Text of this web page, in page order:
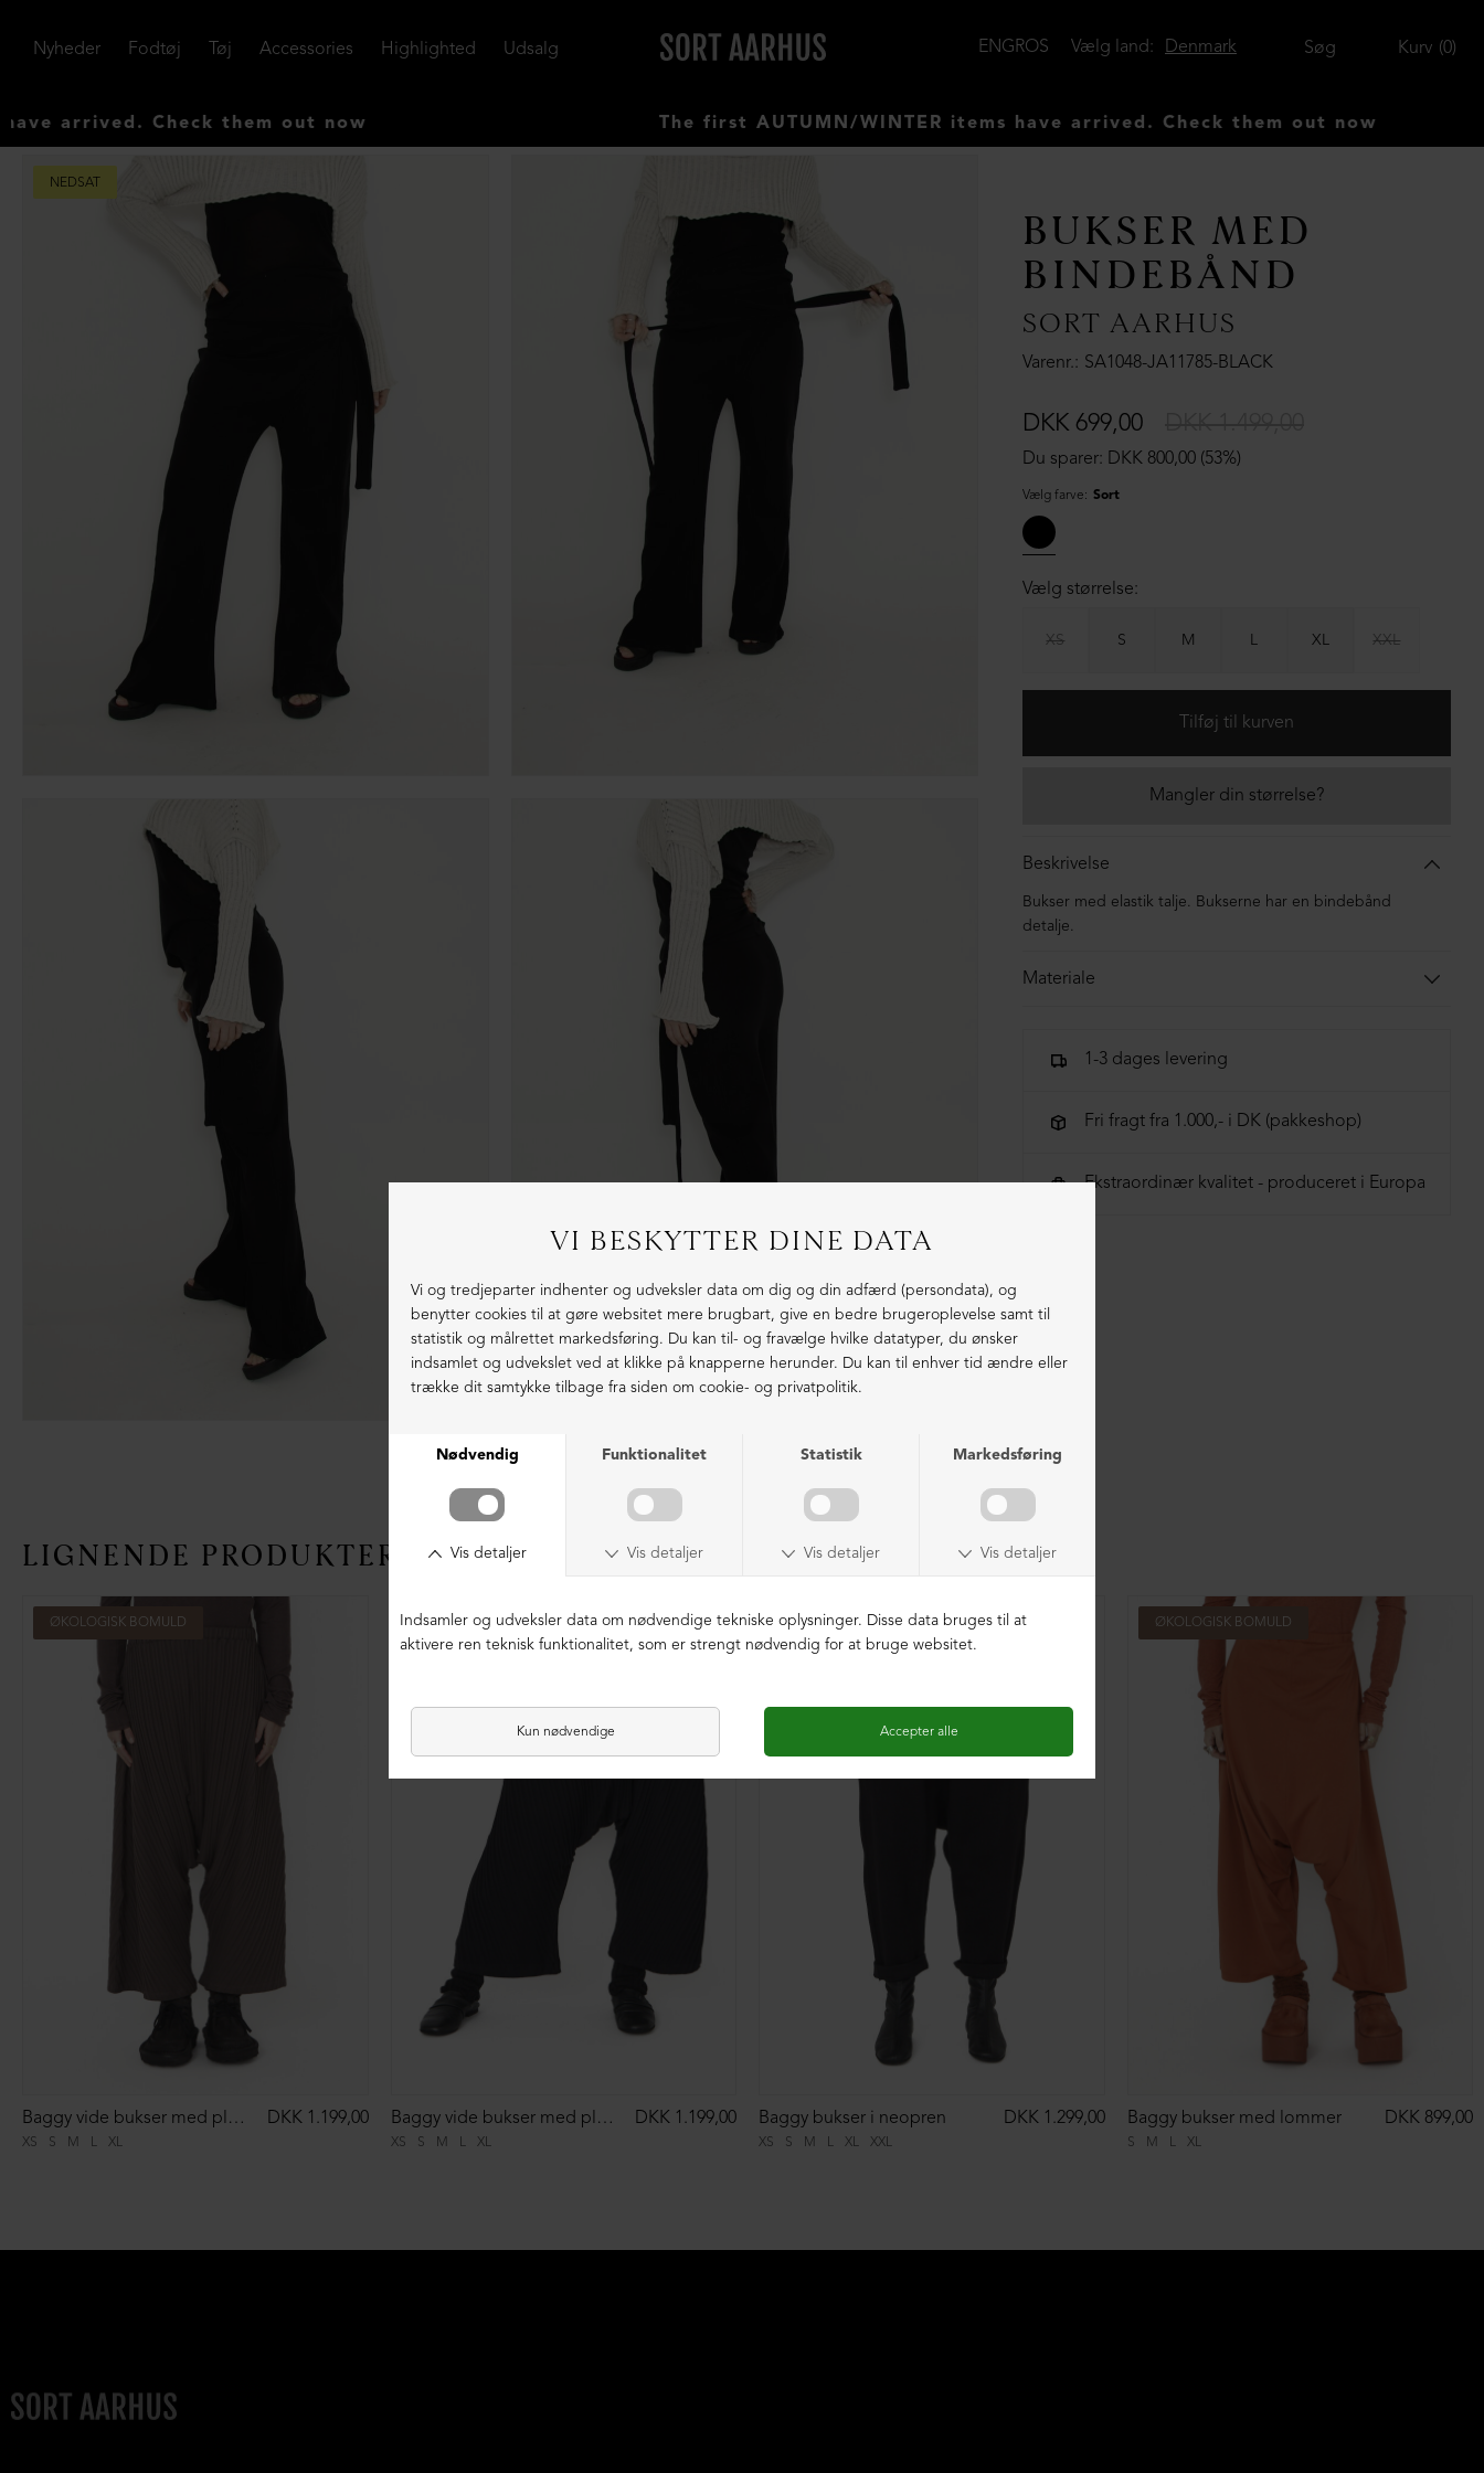
Nyheder Fodtøj Tøj Accessories Highlighted Udsalg Kurv 0
Søg
Denmark
Vælg land:
ENGROS
Check them out now The first AUTUMN/WINTER items have arrived. Check them out now
NEDSAT
BUKSER MED
BINDEBÅND
SORT AARHUS
Varenr. SA1048-JA11785-BLACK
Du sparer: DKK 800,00 (53%)
DKK 699,00
Vælg farve: Sort
Vælg størrelse:
XS S M L XL XXL
Mangler din størrelse?
Beskrivelse
Bukser med elastik talje. Bukserne har en bindebånd
detalje.
Materiale
1-3 dages levering
Fri fragt fra 1.000,- i DK (pakkeshop)
Ekstraordinær kvalitet - produceret i Europa
LIGNENDE PRODUKTER
ØKOLOGISK BOMULD
XS S M L XL
Baggy vide bukser med plisse DKK 1.199,00
ØKOLOGISK BOMULD
XS S M L XL
Baggy vide bukser med plisse DKK 1.199,00
ØKOLOGISK BOMULD
XS S M L XL XXL
Baggy bukser i neopren DKK 1.299,00
ØKOLOGISK BOMULD
S M L XL
Baggy bukser med lommer DKK 899,00